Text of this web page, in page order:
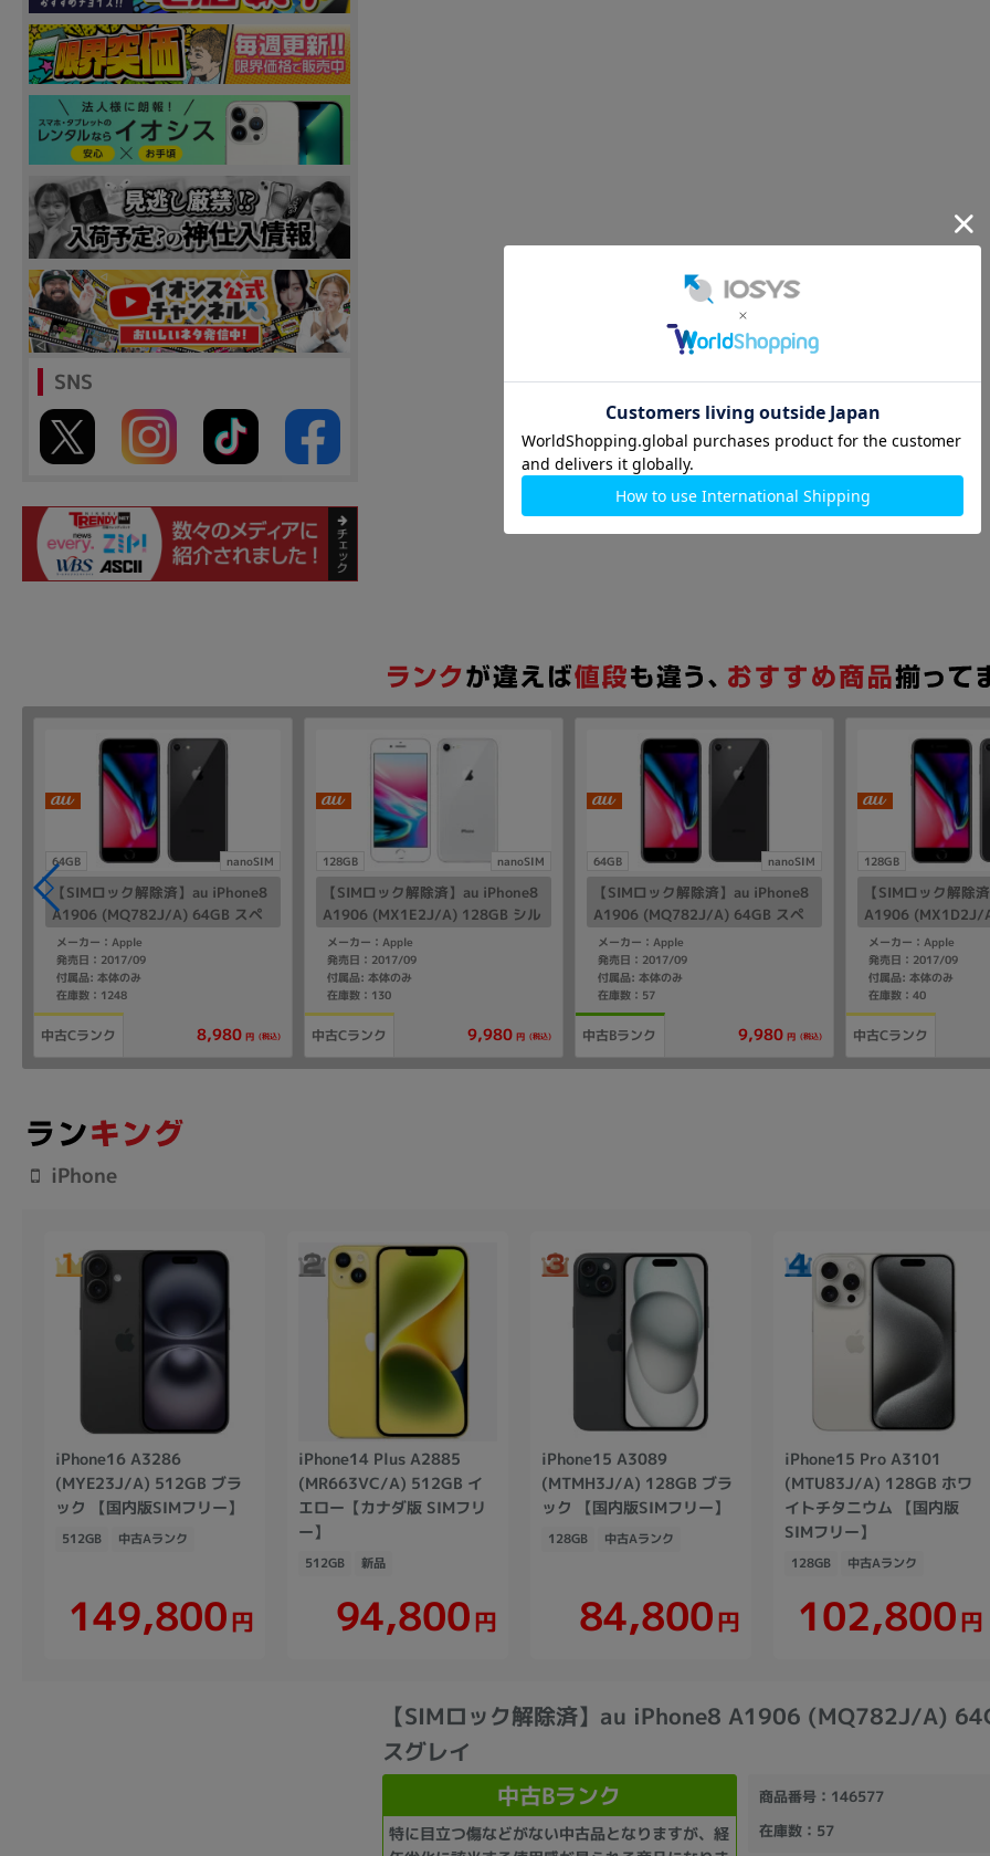
SNS
64GB nanoSIM
【SIMロック解除済】au iPhone8
A1906 (MQ782J/A) 64GB スペ
ースグレイ
メーカー：Apple
発売日：2017/09
付属品: 本体のみ
在庫数：1248
中古Cランク 8,980 円 (税込)
128GB nanoSIM
【SIMロック解除済】au iPhone8
A1906 (MX1E2J/A) 128GB シル
バー
メーカー：Apple
発売日：2017/09
付属品: 本体のみ
在庫数：130
中古Cランク 9,980 円 (税込)
64GB nanoSIM
【SIMロック解除済】au iPhone8
A1906 (MQ782J/A) 64GB スペ
ースグレイ
メーカー：Apple
発売日：2017/09
付属品: 本体のみ
在庫数：57
中古Bランク 9,980 円 (税込)
128GB
【SIMロック解除
A1906 (MX1D2J/
ースグレイ
メーカー：Apple
発売日：2017/09
付属品: 本体のみ
在庫数：40
中古Cランク
iPhone
iPhone16 A3286
(MYE23J/A) 512GB ブラ
ック 【国内版SIMフリー】
512GB 中古Aランク
149,800円
iPhone14 Plus A2885
(MR663VC/A) 512GB イ
エロー【カナダ版 SIMフリ
ー】
512GB 新品
94,800円
iPhone15 A3089
(MTMH3J/A) 128GB ブラ
ック 【国内版SIMフリー】
128GB 中古Aランク
84,800円
iPhone15 Pro A3101
(MTU83J/A) 128GB ホワ
イトチタニウム 【国内版
SIMフリー】
128GB 中古Aランク
102,800円
【SIMロック解除済】au iPhone8 A1906 (MQ782J/A)
スグレイ
中古Bランク
特に目立つ傷などがない中古品となりますが、経
商品番号：146577
在庫数：57